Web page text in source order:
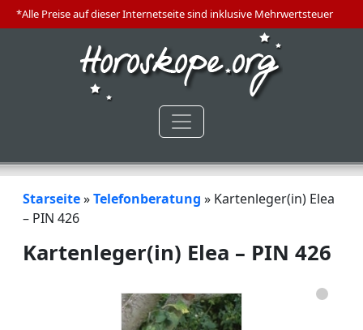
*Alle Preise auf dieser Internetseite sind inklusive Mehrwertsteuer
Starseite»Telefonberatung » Kartenleger(in) Elea
– PIN 426
Kartenleger(in) Elea – PIN 426